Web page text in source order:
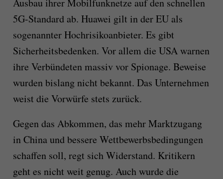
Ausbau ihrer Mobilfunknetze auf den schnellen
5G-Standard ab. Huawei gilt in der EU als
sogenannter Hochrisikoanbieter. Es gibt
Sicherheitsbedenken. Vor allem die USA warnen
ihre Verbündeten massiv vor Spionage. Beweise
wurden bislang nicht bekannt. Das Unternehmen
weist die Vorwürfe stets zurück.
Gegen das Abkommen, das mehr Marktzugang
in China und bessere Wettbewerbsbedingungen
schaffen soll, regt sich Widerstand. Kritikern
geht es nicht weit genug. Auch wurde die